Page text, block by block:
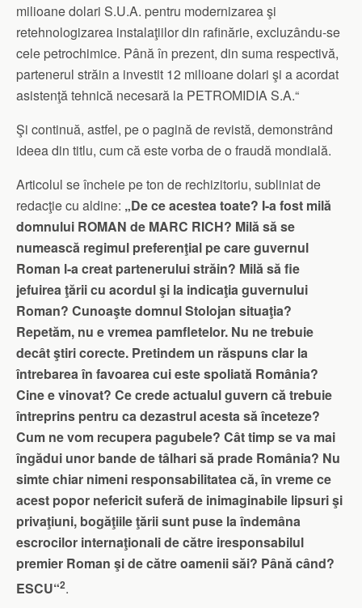
milioane dolari S.U.A. pentru modernizarea şi
retehnologizarea instalaţiilor din rafinărie, excluzându-se
cele petrochimice. Până în prezent, din suma respectivă,
partenerul străin a investit 12 milioane dolari şi a acordat
asistenţă tehnică necesară la PETROMIDIA S.A.“
Şi continuă, astfel, pe o pagină de revistă, demonstrând
ideea din titlu, cum că este vorba de o fraudă mondială.
Articolul se încheie pe ton de rechizitoriu, subliniat de
redacţie cu aldine: „De ce acestea toate? I-a fost milă
domnului ROMAN de MARC RICH? Milă să se
numească regimul preferenţial pe care guvernul
Roman l-a creat partenerului străin? Milă să fie
jefuirea ţării cu acordul şi la indicaţia guvernului
Roman? Cunoaşte domnul Stolojan situaţia?
Repetăm, nu e vremea pamfletelor. Nu ne trebuie
decât ştiri corecte. Pretindem un răspuns clar la
întrebarea în favoarea cui este spoliată România?
Cine e vinovat? Ce crede actualul guvern că trebuie
întreprins pentru ca dezastrul acesta să înceteze?
Cum ne vom recupera pagubele? Cât timp se va mai
îngădui unor bande de tâlhari să prade România? Nu
simte chiar nimeni responsabilitatea că, în vreme ce
acest popor nefericit suferă de inimaginabile lipsuri şi
privaţiuni, bogăţiile ţării sunt puse la îndemâna
escrocilor internaţionali de către iresponsabilul
premier Roman şi de către oamenii săi? Până când?
ESCU“2.